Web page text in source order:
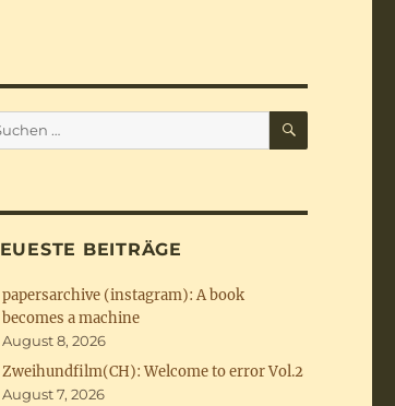
SUCHEN
BEITRÄGE
papersarchive (instagram): A book
becomes a machine
August 8, 2026
Zweihundfilm(CH): Welcome to error Vol.2
August 7, 2026